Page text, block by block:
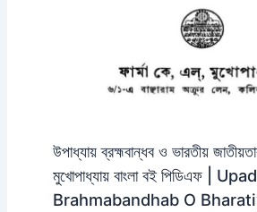
উপাধ্যায় ব্রহ্মবান্ধব ও ভারতীয়
মুখোপাধ্যায় বাংলা বই পিডিএফ |
Brahmabandhab O